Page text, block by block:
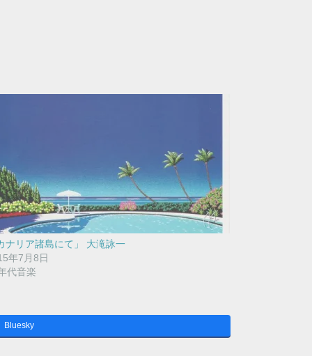
ナリア諸島にて」 大滝詠一
年7月8日
代音楽
Bluesky